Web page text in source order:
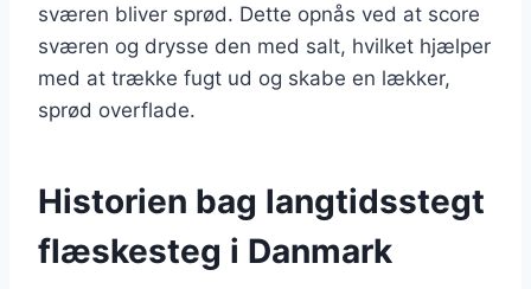
sværen bliver sprød. Dette opnås ved at score
sværen og drysse den med salt, hvilket hjælper
med at trække fugt ud og skabe en lækker,
sprød overflade.
Historien bag langtidsstegt
flæskesteg i Danmark